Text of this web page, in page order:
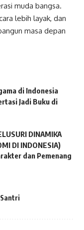
muda bangsa.
lebih layak, dan
masa depan
di Indonesia
Jadi Buku di
DINAMIKA
DI INDONESIA)
dan Pemenang
Santri